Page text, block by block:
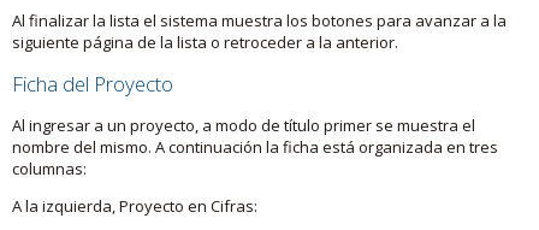
Al finalizar la lista el sistema muestra los botones para avanzar a la
siguiente página de la lista o retroceder a la anterior.
Ficha del Proyecto
Al ingresar a un proyecto, a modo de título primer se muestra el
nombre del mismo. A continuación la ficha está organizada en tres
columnas:
A la izquierda, Proyecto en Cifras: